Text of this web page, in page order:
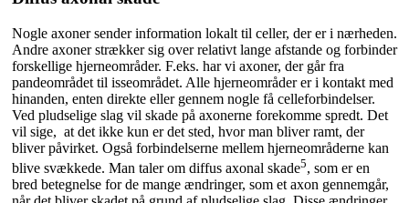
Nogle axoner sender information lokalt til celler, der er i nærheden.
Andre axoner strækker sig over relativt lange afstande og forbinder
forskellige hjerneområder. F.eks. har vi axoner, der går fra
pandeområdet til isseområdet. Alle hjerneområder er i kontakt med
hinanden, enten direkte eller gennem nogle få celleforbindelser.
Ved pludselige slag vil skade på axonerne forekomme spredt. Det
vil sige, at det ikke kun er det sted, hvor man bliver ramt, der
bliver påvirket. Også forbindelserne mellem hjerneområderne kan
blive svækkede. Man taler om diffus axonal skade5, som er en
bred betegnelse for de mange ændringer, som et axon gennemgår,